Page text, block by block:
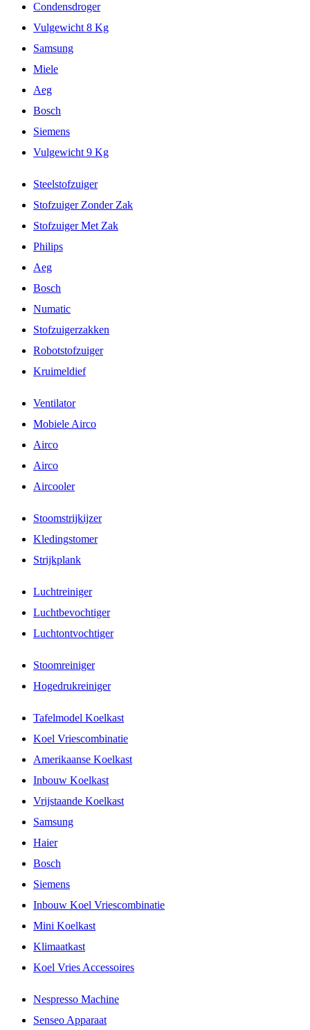
Condensdroger
Vulgewicht 8 Kg
Samsung
Miele
Aeg
Bosch
Siemens
Vulgewicht 9 Kg
Steelstofzuiger
Stofzuiger Zonder Zak
Stofzuiger Met Zak
Philips
Aeg
Bosch
Numatic
Stofzuigerzakken
Robotstofzuiger
Kruimeldief
Ventilator
Mobiele Airco
Airco
Airco
Aircooler
Stoomstrijkijzer
Kledingstomer
Strijkplank
Luchtreiniger
Luchtbevochtiger
Luchtontvochtiger
Stoomreiniger
Hogedrukreiniger
Tafelmodel Koelkast
Koel Vriescombinatie
Amerikaanse Koelkast
Inbouw Koelkast
Vrijstaande Koelkast
Samsung
Haier
Bosch
Siemens
Inbouw Koel Vriescombinatie
Mini Koelkast
Klimaatkast
Koel Vries Accessoires
Nespresso Machine
Senseo Apparaat